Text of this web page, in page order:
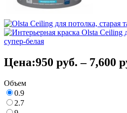
Цена:950 руб. – 7,600
Объем
0.9
2.7